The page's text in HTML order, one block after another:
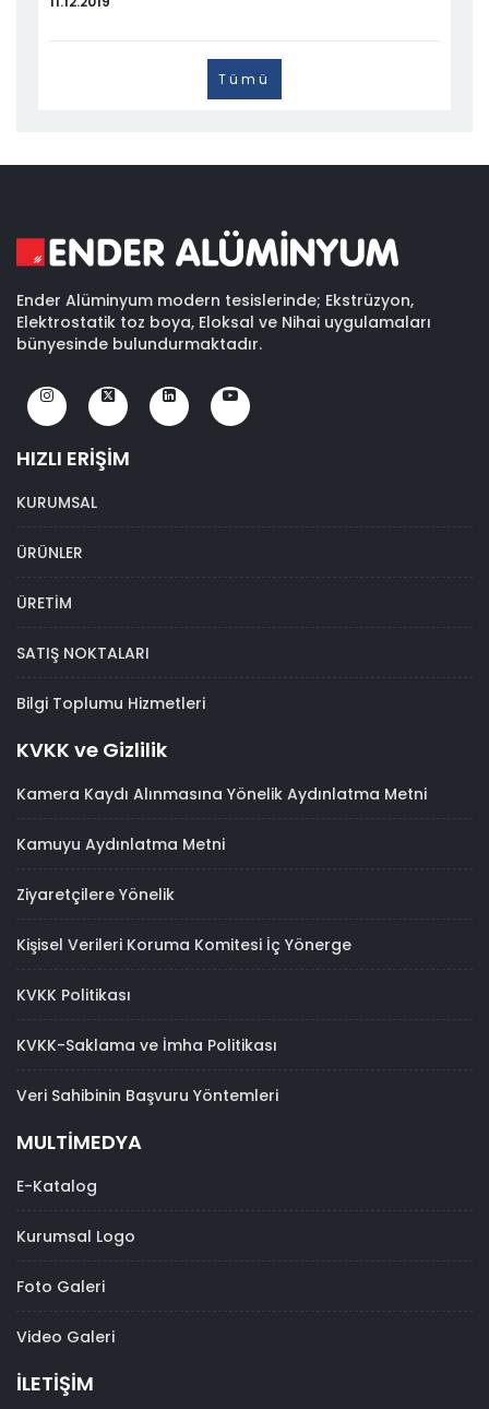
Tümü
Ender Alüminyum modern tesislerinde; Ekstrüzyon,
Elektrostatik toz boya, Eloksal ve Nihai uygulamaları
bünyesinde bulundurmaktadır.
HIZLI ERİŞİM
KURUMSAL
ÜRÜNLER
ÜRETİM
SATIŞ NOKTALARI
Bilgi Toplumu Hizmetleri
KVKK ve Gizlilik
Kamera Kaydı Alınmasına Yönelik Aydınlatma Metni
Kamuyu Aydınlatma Metni
Ziyaretçilere Yönelik
Kişisel Verileri Koruma Komitesi İç Yönerge
KVKK Politikası
KVKK-Saklama ve İmha Politikası
Veri Sahibinin Başvuru Yöntemleri
MULTİMEDYA
E-Katalog
Kurumsal Logo
Foto Galeri
Video Galeri
İLETİŞİM